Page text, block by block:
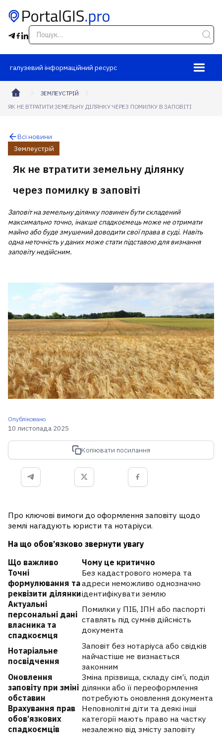
галузевий інформаційний ресурс
ЗЕМЛЕУСТРІЙ
ЯК НЕ ВТРАТИТИ ЗЕМЕЛЬНУ ДІЛЯНКУ ЧЕРЕЗ ПОМИЛКУ В ЗАПОВІТІ
Всі новини
Землеустрій
Як не втратити земельну ділянку
через помилку в заповіті
Заповіт на земельну ділянку повинен бути складений
максимально точно, інакше спадкоємець може не отримати
майно або буде змушений доводити свої права в суді. Навіть
одна неточність у даних може стати підставою для визнання
заповіту недійсним.
Опубліковано
10 листопада 2025
Копіювати посилання
Про ключові вимоги до оформлення заповіту щодо
землі нагадують юристи та нотаріуси.
На що обов’язково звернути увагу
Що важливо
Чому це критично
Точні
формулювання та
реквізити ділянки
Без кадастрового номера та
адреси неможливо однозначно
ідентифікувати землю
Актуальні
персональні дані
власника та
спадкоємця
Помилки у ПІБ, ІПН або паспорті
ставлять під сумнів дійсність
документа
Нотаріальне
посвідчення
Заповіт без нотаріуса або свідків
найчастіше не визнається
законним
Оновлення
заповіту при зміні
обставин
Зміна прізвища, складу сім’ї, поділ
ділянки або її переоформлення
потребують оновлення документа
Врахування прав
обов’язкових
спадкоємців
Неповнолітні діти та деякі інші
категорії мають право на частку
незалежно від змісту заповіту